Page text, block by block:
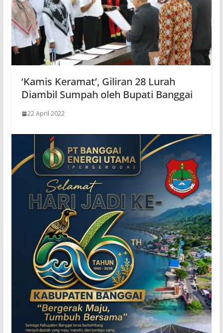
‘Kamis Keramat’, Giliran 28 Lurah
Diambil Sumpah oleh Bupati Banggai
22 April 2022